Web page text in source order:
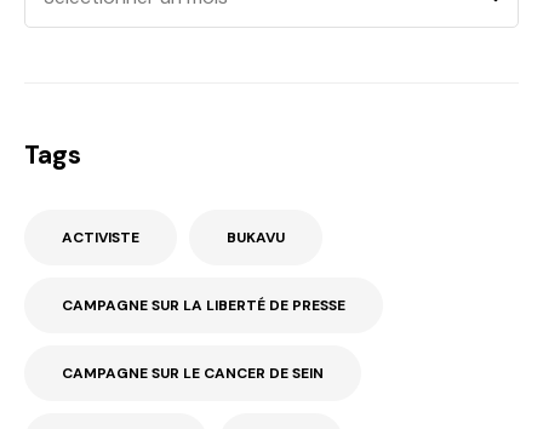
Tags
ACTIVISTE BUKAVU
CAMPAGNE SUR LA LIBERTÉ DE PRESSE
CAMPAGNE SUR LE CANCER DE SEIN